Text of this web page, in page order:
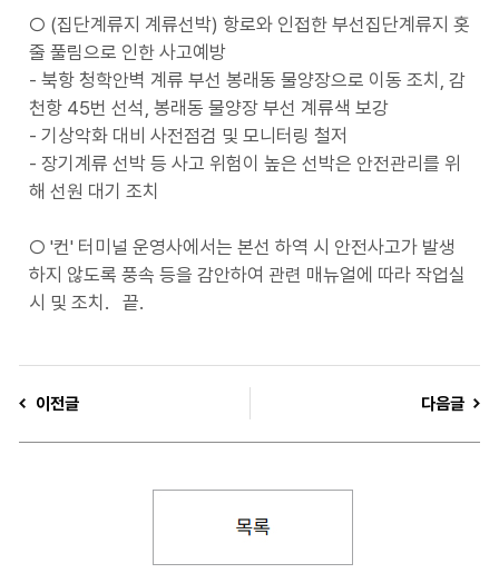
○ (집단계류지 계류선박) 항로와 인접한 부선집단계류지 홋
줄 풀림으로 인한 사고예방
- 북항 청학안벽 계류 부선 봉래동 물양장으로 이동 조치, 감
천항 45번 선석, 봉래동 물양장 부선 계류색 보강
- 기상악화 대비 사전점검 및 모니터링 철저
- 장기계류 선박 등 사고 위험이 높은 선박은 안전관리를 위
해 선원 대기 조치
○ '컨' 터미널 운영사에서는 본선 하역 시 안전사고가 발생
하지 않도록 풍속 등을 감안하여 관련 매뉴얼에 따라 작업실
시 및 조치. 끝.
이전글 다음글